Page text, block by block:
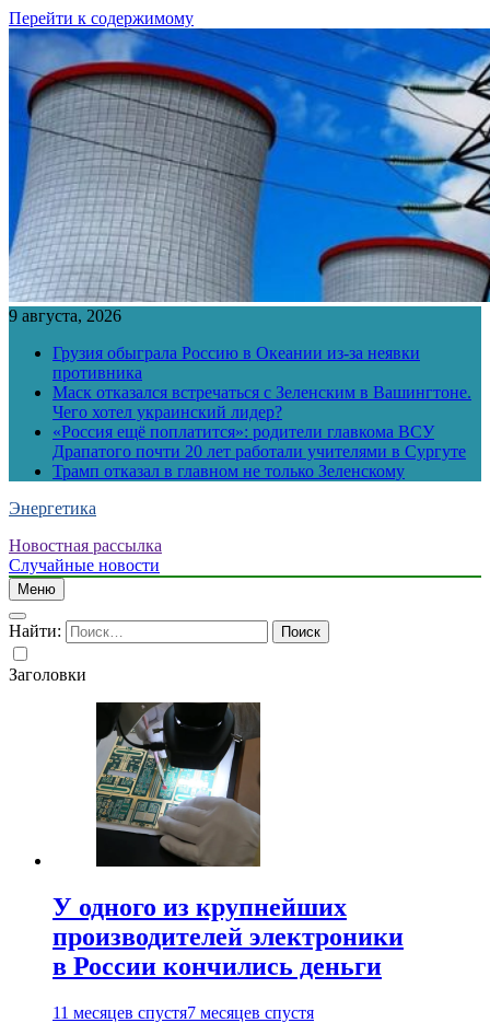
Перейти к содержимому
9 августа, 2026
Грузия обыграла Россию в Океании из-за неявки
противника
Маск отказался встречаться с Зеленским в Вашингтоне.
Чего хотел украинский лидер?
«Россия ещё поплатится»: родители главкома ВСУ
Драпатого почти 20 лет работали учителями в Сургуте
Трамп отказал в главном не только Зеленскому
Энергетика
Новостная рассылка
Случайные новости
Меню
Найти:
Заголовки
У одного из крупнейших
производителей электроники
в России кончились деньги
11 месяцев спустя7 месяцев спустя